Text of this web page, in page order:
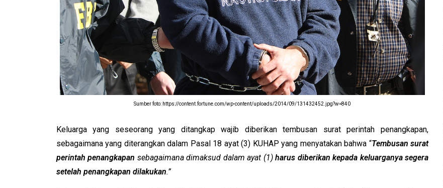
Sumber foto: https://content.fortune.com/wp-content/uploads/2014/09/131432452.jpg?w=840
Keluarga yang seseorang yang ditangkap wajib diberikan tembusan surat perintah penangkapan,
sebagaimana yang diterangkan dalam Pasal 18 ayat (3) KUHAP yang menyatakan bahwa “Tembusan surat
perintah penangkapan sebagaimana dimaksud dalam ayat (1)harus diberikan kepada keluarganya segera
setelah penangkapan dilakukan.”